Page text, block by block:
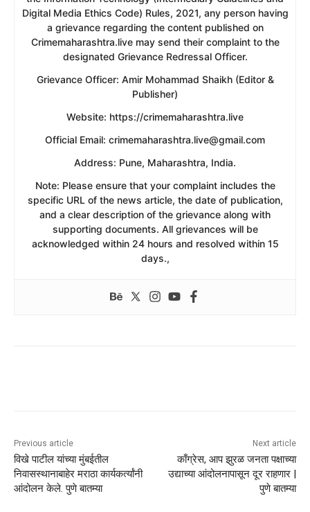
Digital Media Ethics Code) Rules, 2021, any person having
a grievance regarding the content published on
Crimemaharashtra.live may send their complaint to the
designated Grievance Redressal Officer.
​Grievance Officer: Amir Mohammad Shaikh (Editor &
Publisher)
​Website: https://crimemaharashtra.live
​Official Email: crimemaharashtra.live@gmail.com
​Address: Pune, Maharashtra, India.
​Note: Please ensure that your complaint includes the
specific URL of the news article, the date of publication,
and a clear description of the grievance along with
supporting documents. All grievances will be
acknowledged within 24 hours and resolved within 15
days.,
Previous article
विखे पाटील यांच्या मुंबईतील
निवासस्थानाबाहेर मराठा कार्यकर्त्यांनी
आंदोलन केले. पुणे बातम्या
Next article
काँग्रेस, आप झुरळ जनता पक्षाच्या
उद्याच्या आंदोलनापासून दूर राहणार |
पुणे बातम्या